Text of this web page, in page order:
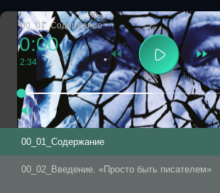
00_01_Содержание
0:00
2:34
00_01_Содержание
00_02_Введение. «Просто быть писателем»